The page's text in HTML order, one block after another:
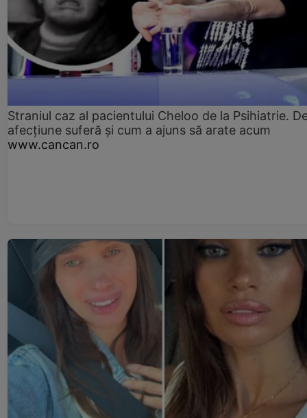
Straniul caz al pacientului Cheloo de la Psihiatrie.
afecțiune suferă și cum a ajuns să arate acum
www.cancan.ro